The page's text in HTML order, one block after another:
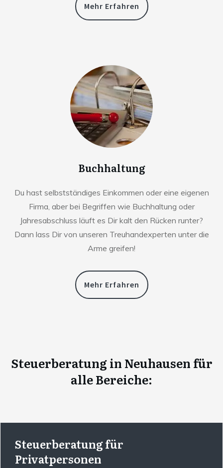
Mehr Erfahren
Buchhaltung
Du hast selbstständiges Einkommen oder eine eigenen
Firma, aber bei Begriffen wie Buchhaltung oder
Jahresabschluss läuft es Dir kalt den Rücken runter?
Dann lass Dir von unseren Treuhandexperten unter die
Arme greifen!
Mehr Erfahren
Steuerberatungin Neuhausen für
alle Bereiche:
Steuerberatung für
Privatpersonen